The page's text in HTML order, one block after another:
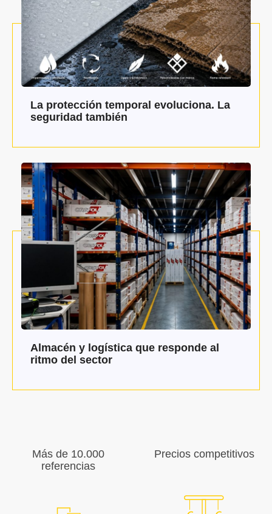
La protección temporal evoluciona. La
seguridad también
Almacén y logística que responde al
ritmo del sector
Más de 10.000
referencias
Precios competitivos